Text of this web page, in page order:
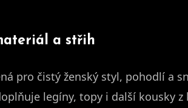
a střih
pro čistý ženský styl, pohodlí a
legíny, topy i další kousky z